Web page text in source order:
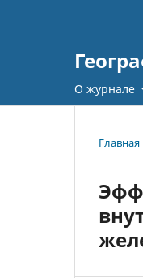
О журнале
Главная